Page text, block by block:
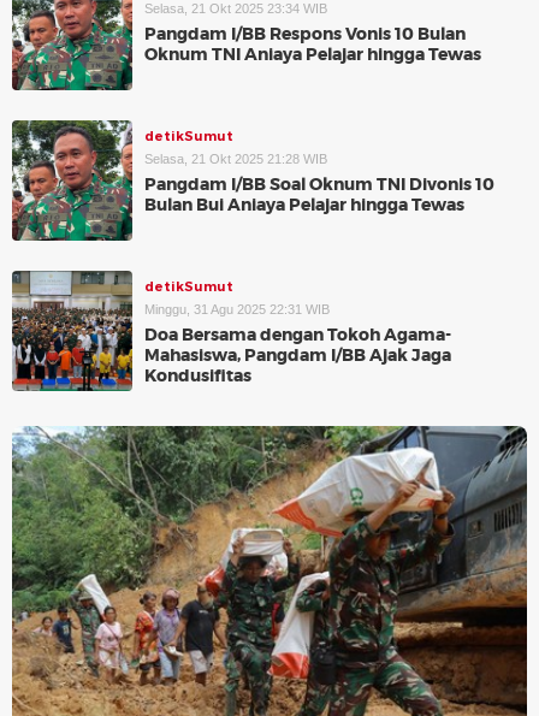
Selasa, 21 Okt 2025 23:34 WIB
Pangdam I/BB Respons Vonis 10 Bulan
Oknum TNI Aniaya Pelajar hingga Tewas
detikSumut
Selasa, 21 Okt 2025 21:28 WIB
Pangdam I/BB Soal Oknum TNI Divonis 10
Bulan Bui Aniaya Pelajar hingga Tewas
detikSumut
Minggu, 31 Agu 2025 22:31 WIB
Doa Bersama dengan Tokoh Agama-
Mahasiswa, Pangdam I/BB Ajak Jaga
Kondusifitas